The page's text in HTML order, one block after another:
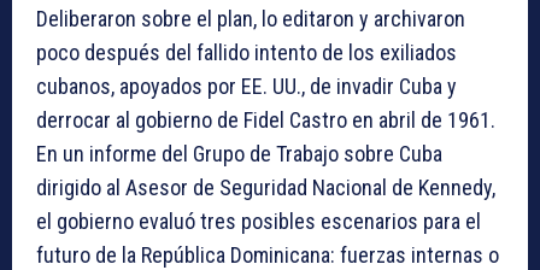
Deliberaron sobre el plan, lo editaron y archivaron
poco después del fallido intento de los exiliados
cubanos, apoyados por EE. UU., de invadir Cuba y
derrocar al gobierno de Fidel Castro en abril de 1961.
En un informe del Grupo de Trabajo sobre Cuba
dirigido al Asesor de Seguridad Nacional de Kennedy,
el gobierno evaluó tres posibles escenarios para el
futuro de la República Dominicana: fuerzas internas o